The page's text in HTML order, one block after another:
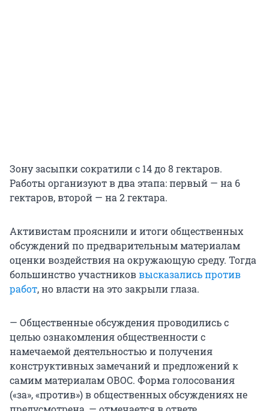
Зону засыпки сократили с 14 до 8 гектаров.
Работы организуют в два этапа: первый — на 6
гектаров, второй — на 2 гектара.
Активистам прояснили и итоги общественных
обсуждений по предварительным материалам
оценки воздействия на окружающую среду. Тогда
большинство участниковвысказались против
работ, но власти на это закрыли глаза.
— Общественные обсуждения проводились с
целью ознакомления общественности с
намечаемой деятельностью и получения
конструктивных замечаний и предложений к
самим материалам ОВОС. Форма голосования
(«за», «против») в общественных обсуждениях не